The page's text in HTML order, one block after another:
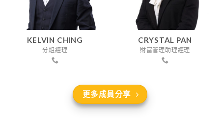
KELVIN CHING
分組經理
CRYSTAL PAN
財富管理助理經理
更多成員分享